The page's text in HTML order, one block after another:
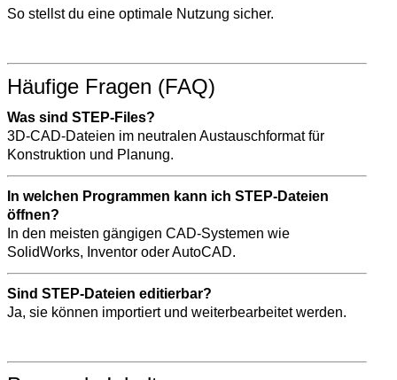
So stellst du eine optimale Nutzung sicher.
Häufige Fragen (FAQ)
Was sind STEP-Files?
3D-CAD-Dateien im neutralen Austauschformat für
Konstruktion und Planung.
In welchen Programmen kann ich STEP-Dateien
öffnen?
In den meisten gängigen CAD-Systemen wie
SolidWorks, Inventor oder AutoCAD.
Sind STEP-Dateien editierbar?
Ja, sie können importiert und weiterbearbeitet werden.